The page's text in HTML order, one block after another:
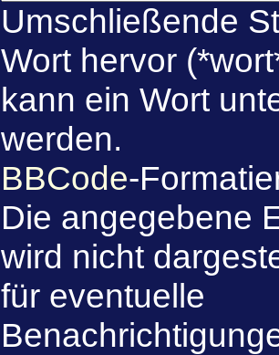
Umschließende
Wort hervor
kann ein Wort
werden.
BBCode-
Die angegebene
wird nicht
für eventuelle